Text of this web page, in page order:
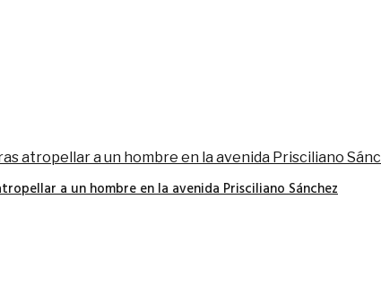
a un hombre en la avenida Prisciliano Sánchez